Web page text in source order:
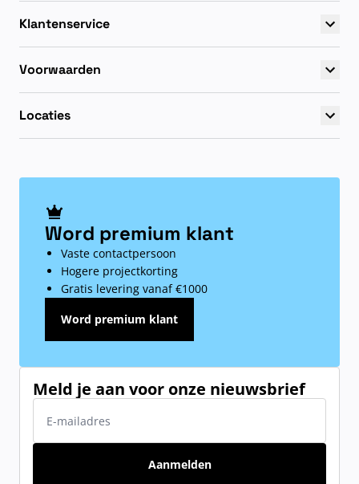
Klantenservice
Voorwaarden
Locaties
Word premium klant
Vaste contactpersoon
Hogere projectkorting
Gratis levering vanaf €1000
Word premium klant
Meld je aan voor onze nieuwsbrief
Aanmelden